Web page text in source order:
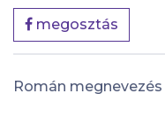
megosztás
Román megnevezés